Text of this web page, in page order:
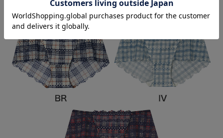
color variation